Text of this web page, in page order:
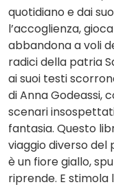
quotidiano e dai
l’accoglienza,
abbandona a voli
radici della patria
ai suoi testi
di Anna Godeassi,
scenari
fantasia. Questo
viaggio diverso del
è un fiore giallo,
riprende. E stimola